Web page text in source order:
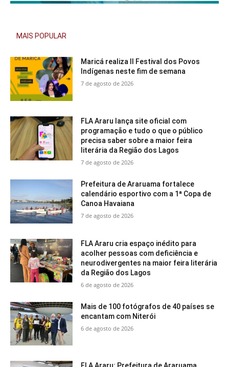
MAIS POPULAR
Maricá realiza II Festival dos Povos
Indígenas neste fim de semana
7 de agosto de 2026
FLA Araru lança site oficial com
programação e tudo o que o público
precisa saber sobre a maior feira
literária da Região dos Lagos
7 de agosto de 2026
Prefeitura de Araruama fortalece
calendário esportivo com a 1ª Copa de
Canoa Havaiana
7 de agosto de 2026
FLA Araru cria espaço inédito para
acolher pessoas com deficiência e
neurodivergentes na maior feira literária
da Região dos Lagos
6 de agosto de 2026
Mais de 100 fotógrafos de 40 países se
encantam com Niterói
6 de agosto de 2026